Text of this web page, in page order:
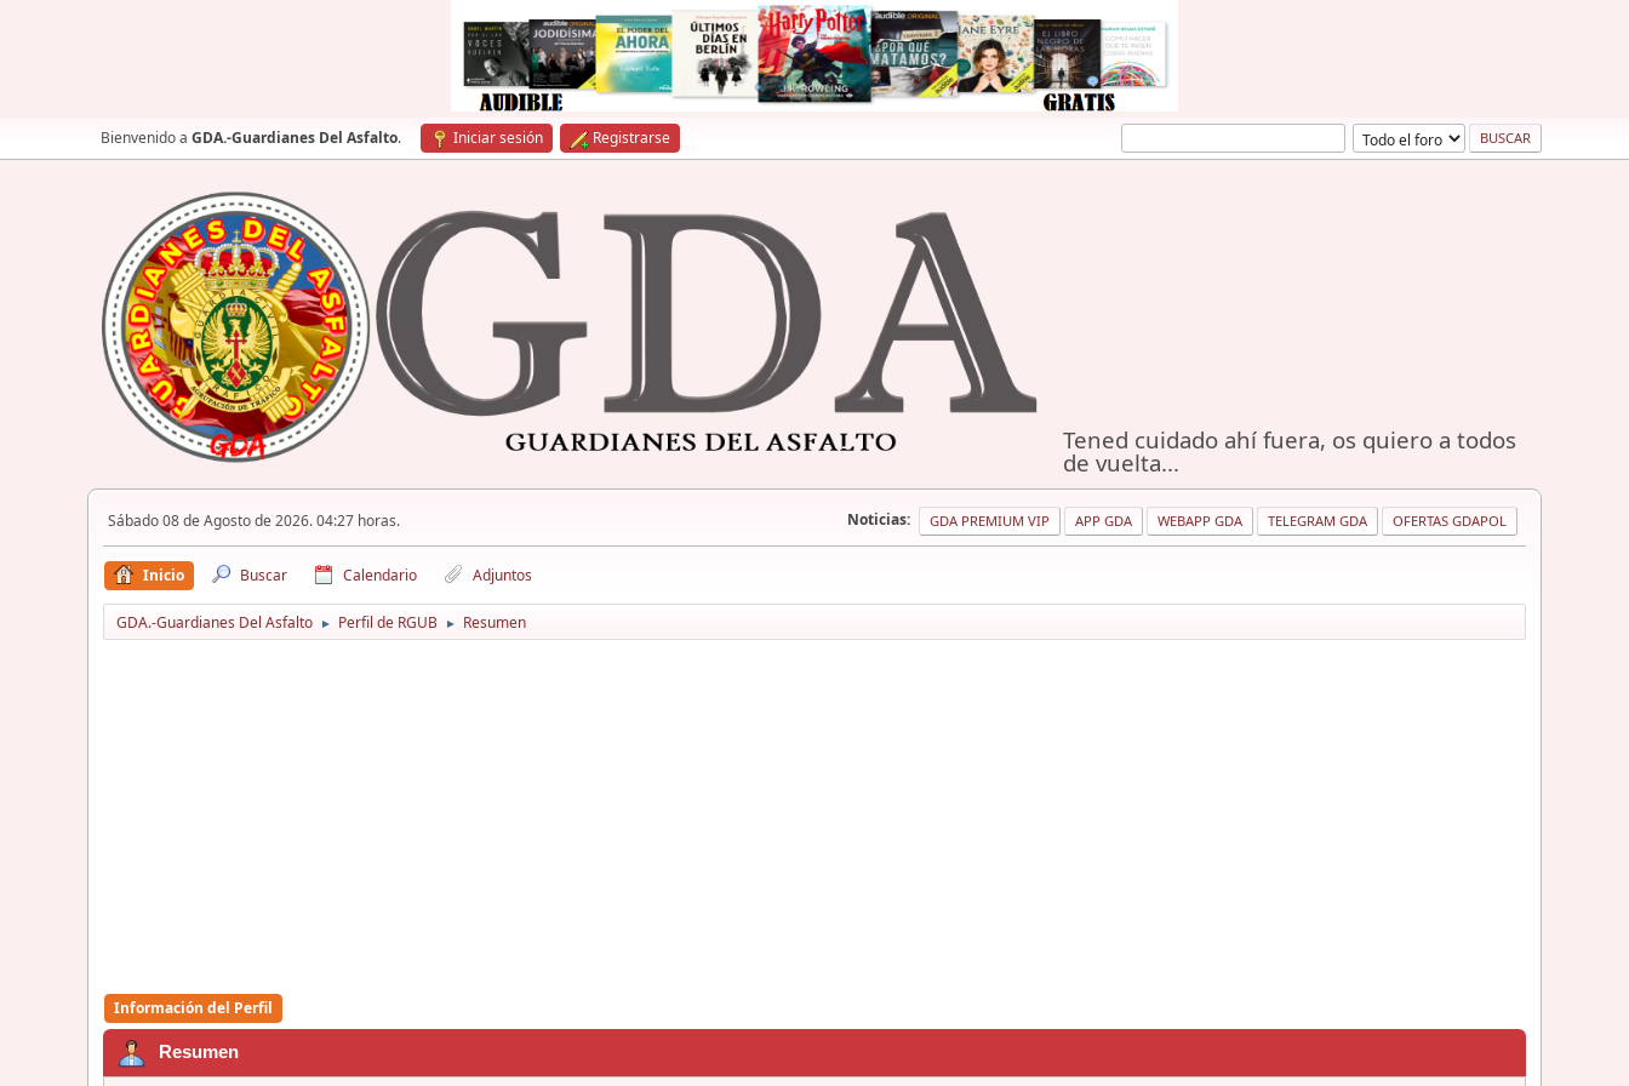
Bienvenido a GDA.-Guardianes Del Asfalto. Iniciar sesión Registrarse
Tened cuidado ahí fuera, os quiero a todos
de vuelta...
Sábado 08 de Agosto de 2026. 04:27 horas. Noticias: GDA PREMIUM VIP APP GDA WEBAPP GDA TELEGRAM GDA OFERTAS GDAPOL
Inicio Buscar Calendario Adjuntos
GDA.-Guardianes Del Asfalto ► Perfil de RGUB ► Resumen
Información del Perfil
Resumen